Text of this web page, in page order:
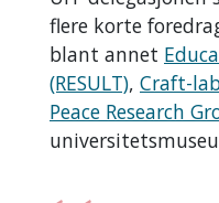
flere korte
blant annet
(RESULT), Craft-
Peace Research